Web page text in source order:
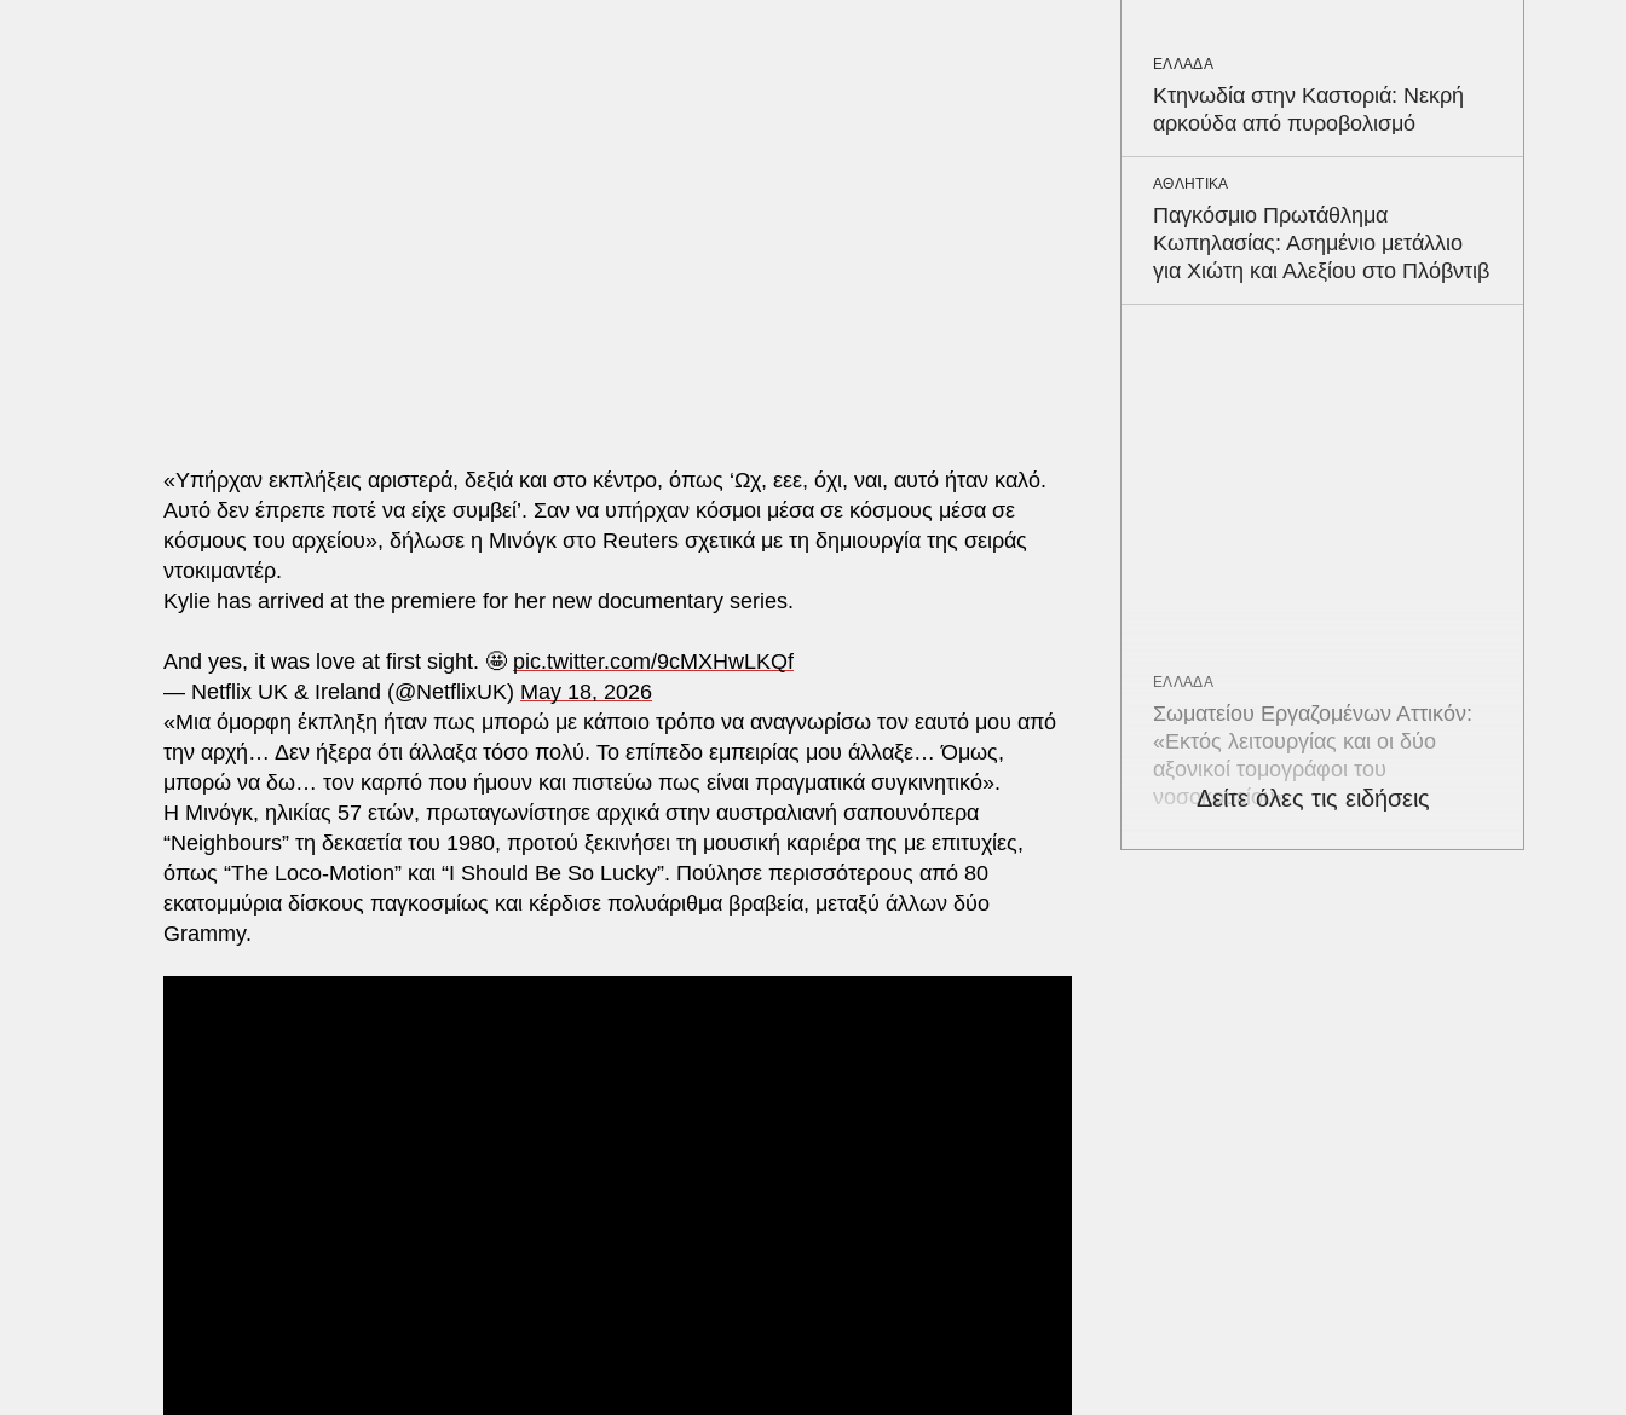
«Υπήρχαν εκπλήξεις αριστερά, δεξιά και στο κέντρο, όπως ‘Ωχ, εεε, όχι, ναι, αυτό ήταν καλό.
Αυτό δεν έπρεπε ποτέ να είχε συμβεί’. Σαν να υπήρχαν κόσμοι μέσα σε κόσμους μέσα σε
κόσμους του αρχείου», δήλωσε η Μινόγκ στο Reuters σχετικά με τη δημιουργία της σειράς
ντοκιμαντέρ.
Kylie has arrived at the premiere for her new documentary series.
And yes, it was love at first sight. 🤩 pic.twitter.com/9cMXHwLKQf
— Netflix UK & Ireland (@NetflixUK) May 18, 2026
«Μια όμορφη έκπληξη ήταν πως μπορώ με κάποιο τρόπο να αναγνωρίσω τον εαυτό μου από
την αρχή… Δεν ήξερα ότι άλλαξα τόσο πολύ. Το επίπεδο εμπειρίας μου άλλαξε… Όμως,
μπορώ να δω… τον καρπό που ήμουν και πιστεύω πως είναι πραγματικά συγκινητικό».
Η Μινόγκ, ηλικίας 57 ετών, πρωταγωνίστησε αρχικά στην αυστραλιανή σαπουνόπερα
“Neighbours” τη δεκαετία του 1980, προτού ξεκινήσει τη μουσική καριέρα της με επιτυχίες,
όπως “The Loco-Motion” και “I Should Be So Lucky”. Πούλησε περισσότερους από 80
εκατομμύρια δίσκους παγκοσμίως και κέρδισε πολυάριθμα βραβεία, μεταξύ άλλων δύο
Grammy.
ΕΛΛΑΔΑ
Κτηνωδία στην Καστοριά: Νεκρή
αρκούδα από πυροβολισμό
ΑΘΛΗΤΙΚΑ
Παγκόσμιο Πρωτάθλημα
Κωπηλασίας: Ασημένιο μετάλλιο
για Χιώτη και Αλεξίου στο Πλόβντιβ
ΕΛΛΑΔΑ
Σωματείου Εργαζομένων Αττικόν:
«Εκτός λειτουργίας και οι δύο
αξονικοί τομογράφοι του
νοσοκομείου»
Δείτε όλες τις ειδήσεις